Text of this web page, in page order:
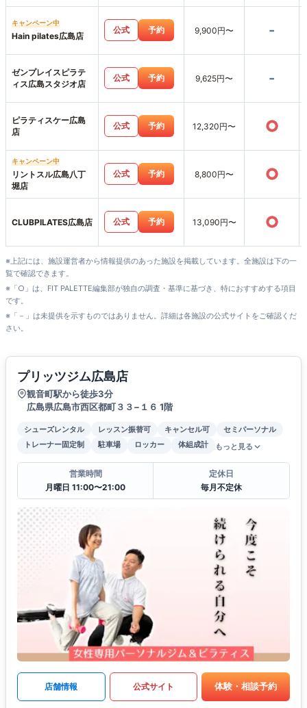
キャンペーン中
Hain pilates広島店
公式 予約 9,900円〜 -
ゼンプレイスピラテ
ィス広島スタジオ店
公式 予約 9,625円〜 -
ピラティスケー広島
店
公式 予約 12,320円〜 ○
キャンペーン中
リントスル広島八丁
堀店
公式 予約 8,800円〜 ○
CLUBPILATES広島店 公式 予約 13,090円〜 ○
※上記には、施設運営者から情報提供のあった施設を掲載しています。全施設は下の一
覧で確認できます。
※「○」は、FIT PALETTE編集部が独自の調査・基準に基づき、特におすすめする項目
です。
※「－」は未提供を示すものではありません。詳細は各施設の公式サイトをご確認くだ
さい。
プリッツジム広島店
観音町駅から徒歩3分
広島県広島市西区都町３３−１６ 1階
シューズレンタル レッスン振替可 キャンセル可
セミパーソナル
トレーナー固定制
駐車場 ロッカー 体組成計 もっと見る
営業時間
月曜日 11:00〜21:00
定休日
毎月不定休
店舗情報 公式サイト 体験・相談予約